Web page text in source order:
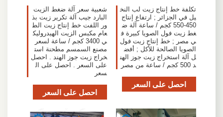
تكلفة خط إنتاج زيت لب النخ
يل في الجزائر ; ارتفاع إنتاج
450-550 كجم / ساعة آلة ض
غط زيت فول الصويا كبيرة ف
ي مصر ; خط إنتاج زيت فول
الصويا الصالحة للأكل ; أفض
ل آلة استخراج زيت جوز الهن
د 500 كجم / ساعة من مصر
احصل على السعر
شعبية سعر آلة ضغط الزيت
البارد جيب آلة تكرير زيت بذ
ور اللفت خط إنتاج زيت الط
عام مكبس الزيت الهيدروليك
ي 3400 كجم / ساعة لسعر
مصنع السمسم مطحنة است
خراج زيت جوز الهند . احصل
على السعر . احصل على ال
سعر
احصل على السعر